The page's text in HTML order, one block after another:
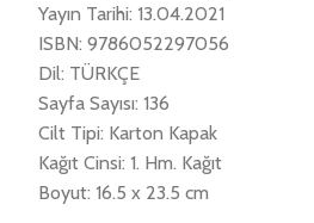
Yayın Tarihi: 13.04.2021
ISBN: 9786052297056
Dil: TÜRKÇE
Sayfa Sayısı: 136
Cilt Tipi: Karton Kapak
Kağıt Cinsi: 1. Hm. Kağıt
Boyut: 16.5 x 23.5 cm